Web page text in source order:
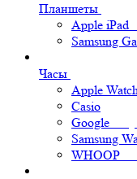
Планшеты
Apple iPad
Samsung
Часы
Apple
Casio
Google
Samsung
WHOOP